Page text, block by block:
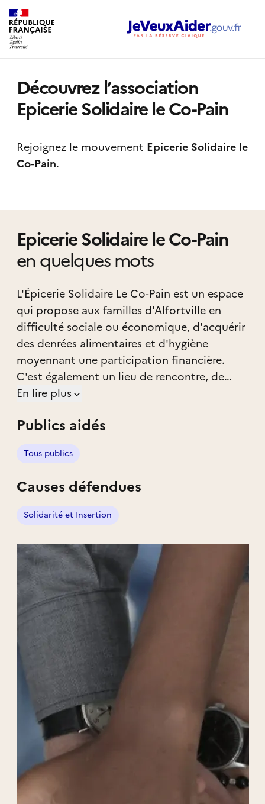
Découvrez l’association
Epicerie Solidaire le Co-Pain
Rejoignez le mouvement Epicerie Solidaire le
Co-Pain.
Epicerie Solidaire le Co-Pain
en quelques mots
L'Épicerie Solidaire Le Co-Pain est un espace
qui propose aux familles d'Alfortville en
difficulté sociale ou économique, d'acquérir
des denrées alimentaires et d'hygiène
moyennant une participation financière.
C'est également un lieu de rencontre, de
convivialité et d'activités.
En lire plus
Publics aidés
Tous publics
Causes défendues
Solidarité et Insertion